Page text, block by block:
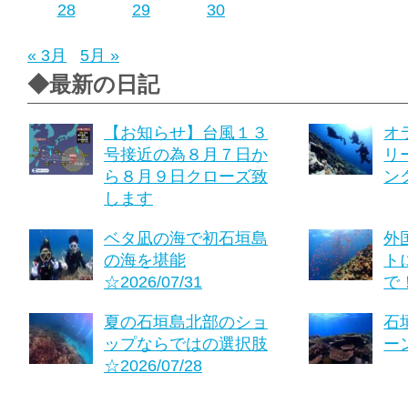
28 29 30
« 3月 5月 »
◆最新の日記
【お知らせ】台風１３
号接近の為８月７日か
ら８月９日クローズ致
します
オ
リ
ン
ベタ凪の海で初石垣島
の海を堪能
☆2026/07/31
外
ト
で
夏の石垣島北部のショ
ップならではの選択肢
☆2026/07/28
石
ー